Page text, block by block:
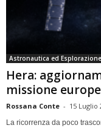
Astronautica ed
Hera:
missione
Rossana Conte - 15 Luglio
La ricorrenza da poco